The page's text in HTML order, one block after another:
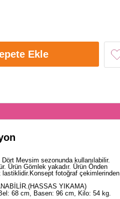
Ekle
Mevsim sezonunda kullanılabilir.
Ürün Gömlek yakadır. Ürün Önden
lastiklidir.Konsept fotoğraf çekimlerinden
YIKAMA)
68 cm, Basen: 96 cm, Kilo: 54 kg.